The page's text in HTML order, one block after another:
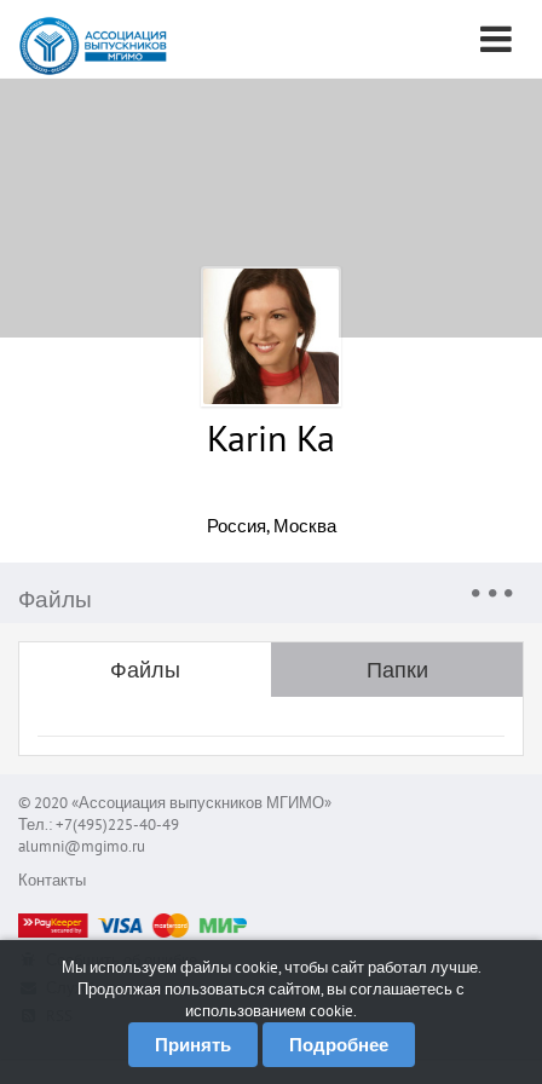
Karin Ka
Россия, Москва
Файлы
Файлы Папки
© 2020 «Ассоциация выпускников МГИМО»
Тел.: +7(495)225-40-49
alumni@mgimo.ru
Контакты
Сообщить об ошибке
Служба поддержки
Мы используем файлы cookie, чтобы сайт работал лучше.
Продолжая пользоваться сайтом, вы соглашаетесь с
использованием cookie.
Принять Подробнее